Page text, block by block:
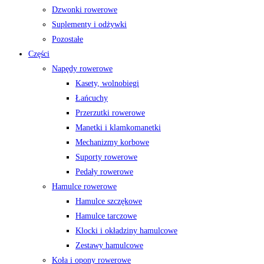
Dzwonki rowerowe
Suplementy i odżywki
Pozostałe
Części
Napędy rowerowe
Kasety, wolnobiegi
Łańcuchy
Przerzutki rowerowe
Manetki i klamkomanetki
Mechanizmy korbowe
Suporty rowerowe
Pedały rowerowe
Hamulce rowerowe
Hamulce szczękowe
Hamulce tarczowe
Klocki i okładziny hamulcowe
Zestawy hamulcowe
Koła i opony rowerowe